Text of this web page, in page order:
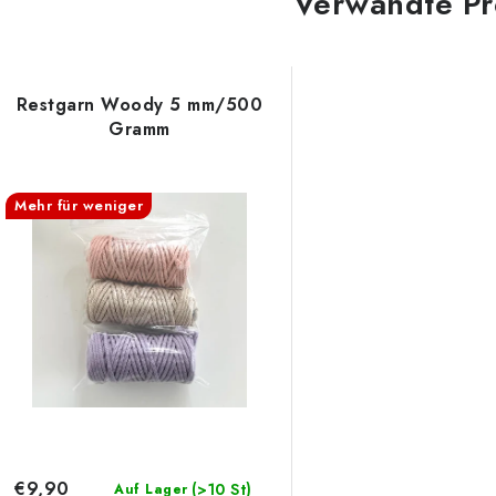
Restgarn Woody 5 mm/500
Gramm
Mehr für weniger
Auf Lager (>10 St)
€9,90